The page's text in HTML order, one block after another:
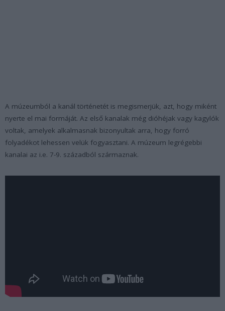
A múzeumból a kanál történetét is megismerjük, azt, hogy miként
nyerte el mai formáját. Az első kanalak még dióhéjak vagy kagylók
voltak, amelyek alkalmasnak bizonyultak arra, hogy forró
folyadékot lehessen velük fogyasztani. A múzeum legrégebbi
kanalai az i.e. 7-9. századból származnak.